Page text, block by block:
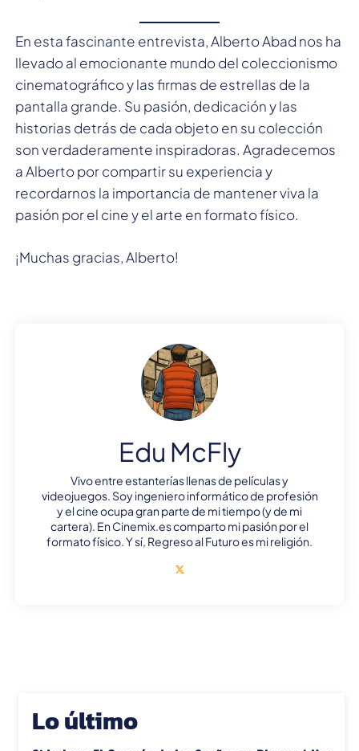
En esta fascinante entrevista, Alberto Abad nos ha
llevado al emocionante mundo del coleccionismo
cinematográfico y las firmas de estrellas de la
pantalla grande. Su pasión, dedicación y las
historias detrás de cada objeto en su colección
son verdaderamente inspiradoras. Agradecemos
a Alberto por compartir su experiencia y
recordarnos la importancia de mantener viva la
pasión por el cine y el arte en formato físico.
¡Muchas gracias, Alberto!
Edu McFly
Vivo entre estanterías llenas de películas y
videojuegos. Soy ingeniero informático de profesión
y el cine ocupa gran parte de mi tiempo (y de mi
cartera). En Cinemix.es comparto mi pasión por el
formato físico. Y sí, Regreso al Futuro es mi religión.
Lo último